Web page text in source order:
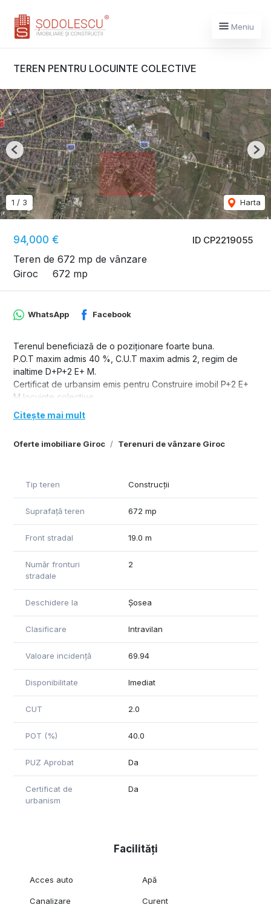
Meniu
TEREN PENTRU LOCUINTE COLECTIVE
ID CP2219055
94,000 €
Teren de 672 mp de vânzare
Giroc
672 mp
1 / 3 Harta
Previous
Oferte imobiliare Giroc Terenuri de vânzare Giroc
WhatsApp Facebook
Terenul beneficiază de o poziționare foarte buna.
P.O.T maxim admis 40 %, C.U.T maxim admis 2, regim de
inaltime D+P+2 E+ M.
Certificat de urbansim emis pentru Construire imobil P+2 E+
M locuinte colective.
Citește mai mult
Tip teren Construcții
Suprafață teren 672 mp
Front stradal 19.0 m
Număr fronturi
stradale
2
Deschidere la Șosea
Clasificare Intravilan
Valoare incidență 69.94
Disponibilitate Imediat
CUT 2.0
POT (%) 40.0
PUZ Aprobat Da
Certificat de
urbanism
Da
Facilități
Acces auto Apă
Canalizare Curent